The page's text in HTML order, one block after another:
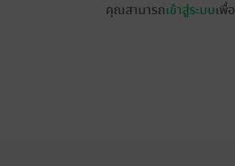
คุณสามารถเข้าสู่ระบบเพื่